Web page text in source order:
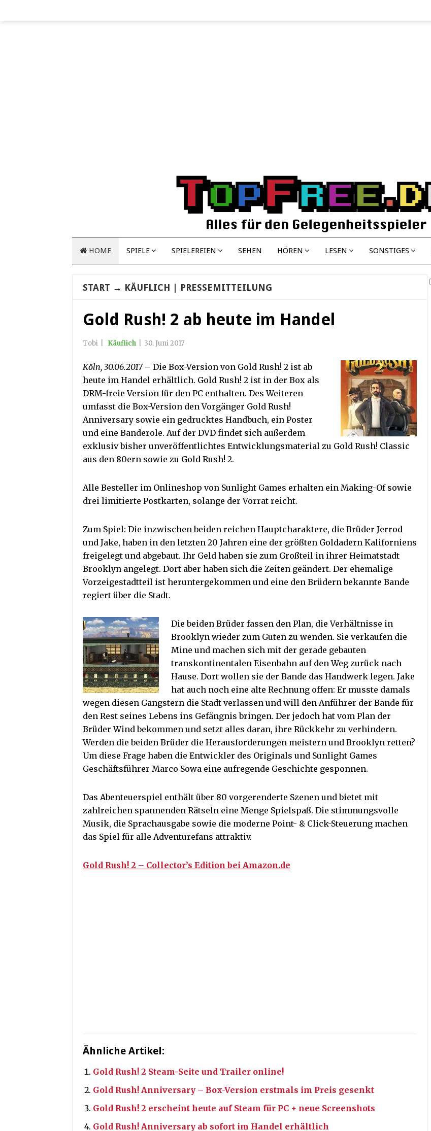
HOME SPIELE SPIELEREIEN SEHEN HÖREN LESEN SONSTIGES
START → KÄUFLICH | PRESSEMITTEILUNG
Gold Rush! 2 ab heute im Handel
Tobi Käuflich 30. Juni 2017
Köln, 30.06.2017 – Die Box-Version von Gold Rush! 2 ist ab
heute im Handel erhältlich. Gold Rush! 2 ist in der Box als
DRM-freie Version für den PC enthalten. Des Weiteren
umfasst die Box-Version den Vorgänger Gold Rush!
Anniversary sowie ein gedrucktes Handbuch, ein Poster
und eine Banderole. Auf der DVD findet sich außerdem
exklusiv bisher unveröffentlichtes Entwicklungsmaterial zu Gold Rush! Classic
aus den 80ern sowie zu Gold Rush! 2.
Alle Besteller im Onlineshop von Sunlight Games erhalten ein Making-Of sowie
drei limitierte Postkarten, solange der Vorrat reicht.
Zum Spiel: Die inzwischen beiden reichen Hauptcharaktere, die Brüder Jerrod
und Jake, haben in den letzten 20 Jahren eine der größten Goldadern Kaliforniens
freigelegt und abgebaut. Ihr Geld haben sie zum Großteil in ihrer Heimatstadt
Brooklyn angelegt. Dort aber haben sich die Zeiten geändert. Der ehemalige
Vorzeigestadtteil ist heruntergekommen und eine den Brüdern bekannte Bande
regiert über die Stadt.
Die beiden Brüder fassen den Plan, die Verhältnisse in
Brooklyn wieder zum Guten zu wenden. Sie verkaufen die
Mine und machen sich mit der gerade gebauten
transkontinentalen Eisenbahn auf den Weg zurück nach
Hause. Dort wollen sie der Bande das Handwerk legen. Jake
hat auch noch eine alte Rechnung offen: Er musste damals
wegen diesen Gangstern die Stadt verlassen und will den Anführer der Bande für
den Rest seines Lebens ins Gefängnis bringen. Der jedoch hat vom Plan der
Brüder Wind bekommen und setzt alles daran, ihre Rückkehr zu verhindern.
Werden die beiden Brüder die Herausforderungen meistern und Brooklyn retten?
Um diese Frage haben die Entwickler des Originals und Sunlight Games
Geschäftsführer Marco Sowa eine aufregende Geschichte gesponnen.
Das Abenteuerspiel enthält über 80 vorgerenderte Szenen und bietet mit
zahlreichen spannenden Rätseln eine Menge Spielspaß. Die stimmungsvolle
Musik, die Sprachausgabe sowie die moderne Point- & Click-Steuerung machen
das Spiel für alle Adventurefans attraktiv.
Gold Rush! 2 – Collector’s Edition bei Amazon.de
Ähnliche Artikel:
Gold Rush! 2 Steam-Seite und Trailer online!
Gold Rush! Anniversary – Box-Version erstmals im Preis gesenkt
Gold Rush! 2 erscheint heute auf Steam für PC + neue Screenshots
Gold Rush! Anniversary ab sofort im Handel erhältlich